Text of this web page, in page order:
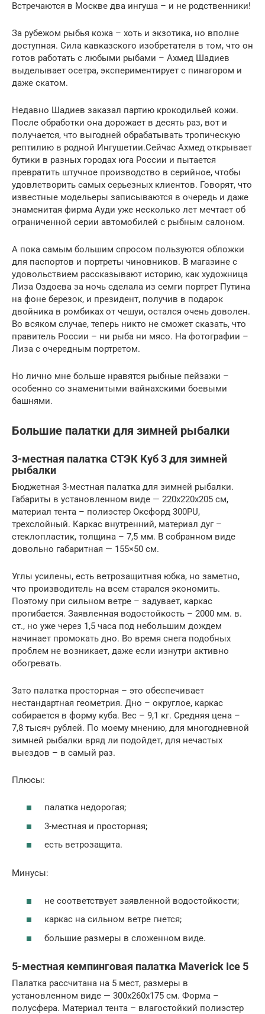
Встречаются в Москве два ингуша – и не родственники!
За рубежом рыбья кожа – хоть и экзотика, но вполне
доступная. Сила кавказского изобретателя в том, что он
готов работать с любыми рыбами – Ахмед Шадиев
выделывает осетра, экспериментирует с пинагором и
даже скатом.
Недавно Шадиев заказал партию крокодильей кожи.
После обработки она дорожает в десять раз, вот и
получается, что выгодней обрабатывать тропическую
рептилию в родной Ингушетии.Сейчас Ахмед открывает
бутики в разных городах юга России и пытается
превратить штучное производство в серийное, чтобы
удовлетворить самых серьезных клиентов. Говорят, что
известные модельеры записываются в очередь и даже
знаменитая фирма Ауди уже несколько лет мечтает об
ограниченной серии автомобилей с рыбным салоном.
А пока самым большим спросом пользуются обложки
для паспортов и портреты чиновников. В магазине с
удовольствием рассказывают историю, как художница
Лиза Оздоева за ночь сделала из семги портрет Путина
на фоне березок, и президент, получив в подарок
двойника в ромбиках от чешуи, остался очень доволен.
Во всяком случае, теперь никто не сможет сказать, что
правитель России – ни рыба ни мясо. На фотографии –
Лиза с очередным портретом.
Но лично мне больше нравятся рыбные пейзажи –
особенно со знаменитыми вайнахскими боевыми
башнями.
Большие палатки для зимней рыбалки
3-местная палатка СТЭК Куб 3 для зимней
рыбалки
Бюджетная 3-местная палатка для зимней рыбалки.
Габариты в установленном виде — 220x220x205 см,
материал тента – полиэстер Оксфорд 300PU,
трехслойный. Каркас внутренний, материал дуг –
стеклопластик, толщина – 7,5 мм. В собранном виде
довольно габаритная — 155×50 см.
Углы усилены, есть ветрозащитная юбка, но заметно,
что производитель на всем старался экономить.
Поэтому при сильном ветре – задувает, каркас
прогибается. Заявленная водостойкость – 2000 мм. в.
ст., но уже через 1,5 часа под небольшим дождем
начинает промокать дно. Во время снега подобных
проблем не возникает, даже если изнутри активно
обогревать.
Зато палатка просторная – это обеспечивает
нестандартная геометрия. Дно – округлое, каркас
собирается в форму куба. Вес – 9,1 кг. Средняя цена –
7,8 тысяч рублей. По моему мнению, для многодневной
зимней рыбалки вряд ли подойдет, для нечастых
выездов – в самый раз.
Плюсы:
палатка недорогая;
3-местная и просторная;
есть ветрозащита.
Минусы:
не соответствует заявленной водостойкости;
каркас на сильном ветре гнется;
большие размеры в сложенном виде.
5-местная кемпинговая палатка Maverick Ice 5
Палатка рассчитана на 5 мест, размеры в
установленном виде — 300x260x175 см. Форма –
полусфера. Материал тента – влагостойкий полиэстер